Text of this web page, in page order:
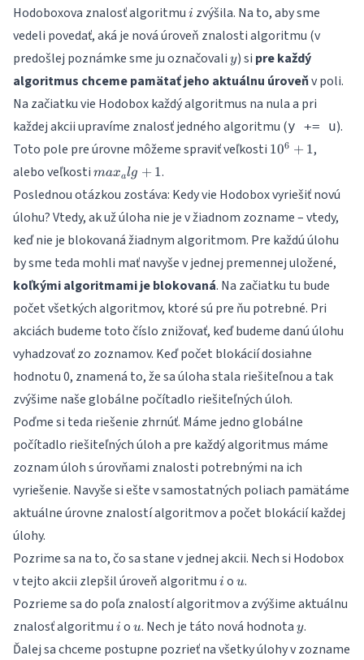
Hodoboxova znalosť algoritmu i
i zvýšila. Na to, aby sme
vedeli povedať, aká je nová úroveň znalosti algoritmu (v
predošlej poznámke sme ju označovali y
y) si pre každý
algoritmus chceme pamätať jeho aktuálnu úroveňv poli.
Na začiatku vie Hodobox každý algoritmus na nula a pri
každej akcii upravíme znalosť jedného algoritmu (y += u).
Toto pole pre úrovne môžeme spraviť veľkosti 10^6+1
106 + 1,
alebo veľkosti max_alg+1
maxalg + 1.
Poslednou otázkou zostáva: Kedy vie Hodobox vyriešiť novú
úlohu? Vtedy, ak už úloha nie je v žiadnom zozname – vtedy,
keď nie je blokovaná žiadnym algoritmom. Pre každú úlohu
by sme teda mohli mať navyše v jednej premennej uložené,
koľkými algoritmami je blokovaná. Na začiatku tu bude
počet všetkých algoritmov, ktoré sú pre ňu potrebné. Pri
akciách budeme toto číslo znižovať, keď budeme danú úlohu
vyhadzovať zo zoznamov. Keď počet blokácií dosiahne
hodnotu 0, znamená to, že sa úloha stala riešiteľnou a tak
zvýšime naše globálne počítadlo riešiteľných úloh.
Poďme si teda riešenie zhrnúť. Máme jedno globálne
počítadlo riešiteľných úloh a pre každý algoritmus máme
zoznam úloh s úrovňami znalosti potrebnými na ich
vyriešenie. Navyše si ešte v samostatných poliach pamätáme
aktuálne úrovne znalostí algoritmov a počet blokácií každej
úlohy.
Pozrime sa na to, čo sa stane v jednej akcii. Nech si Hodobox
v tejto akcii zlepšil úroveň algoritmu i
i o u
u.
Pozrieme sa do poľa znalostí algoritmov a zvýšime aktuálnu
znalosť algoritmu i
i o u
u. Nech je táto nová hodnota y
y.
Ďalej sa chceme postupne pozrieť na všetky úlohy v zozname